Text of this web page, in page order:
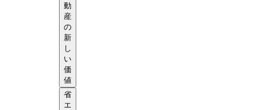
動
産
の
新
し
い
価
値
省
エ